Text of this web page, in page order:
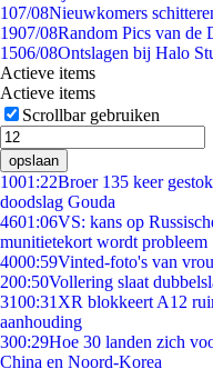
107/08Nieuwkomers
1907/08Random Pics van de
1506/08Ontslagen bij Halo
Actieve items
Actieve items
Scrollbar gebruiken
opslaan
1001:22Broer 135 keer
doodslag Gouda
4601:06VS: kans op
munitietekort wordt probleem
4000:59Vinted-foto's van
200:50Vollering slaat
3100:31 XR blokkeert A12
aanhouding
300:29Hoe 30 landen zich
China en Noord-Korea